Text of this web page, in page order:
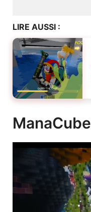
LIRE AUSSI :
ManaCube